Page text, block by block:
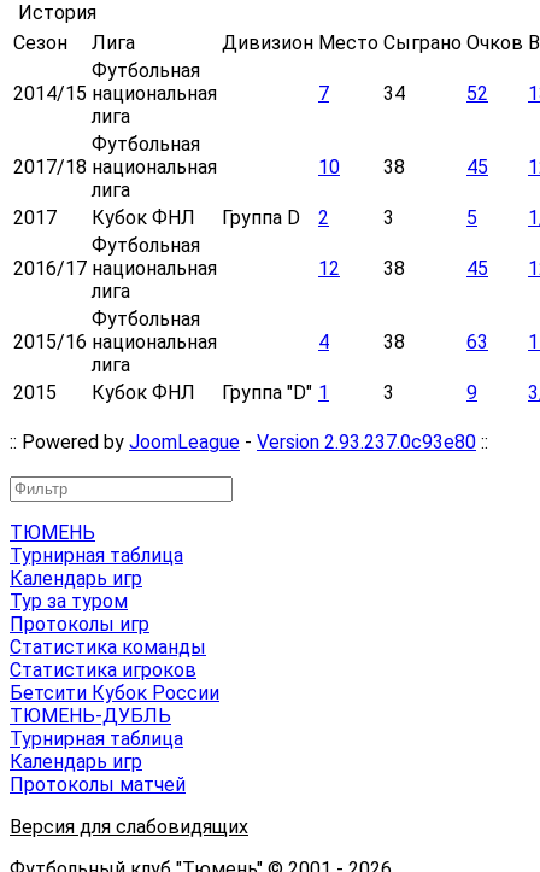
История
Сезон
Лига Дивизион Место Сыграно Очков
2014/15
Футбольная
национальная
лига
7 34 52
2017/18
Футбольная
национальная
лига
10 38 45
2017 Кубок ФНЛ Группа D 2 3 5
2016/17
Футбольная
национальная
лига
12 38 45
2015/16
Футбольная
национальная
лига
4 38 63
2015 Кубок ФНЛ Группа "D" 1 3 9
:: Powered by JoomLeague - Version 2.93.237.0c93e80 ::
ТЮМЕНЬ
Турнирная таблица
Календарь игр
Тур за туром
Протоколы игр
Статистика команды
Статистика игроков
Бетсити Кубок России
ТЮМЕНЬ-ДУБЛЬ
Турнирная таблица
Календарь игр
Протоколы матчей
Версия для слабовидящих